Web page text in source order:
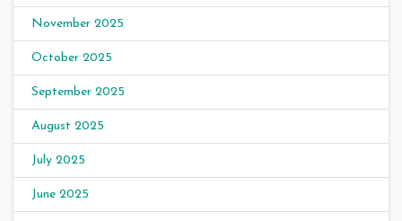
November 2025
October 2025
September 2025
August 2025
July 2025
June 2025